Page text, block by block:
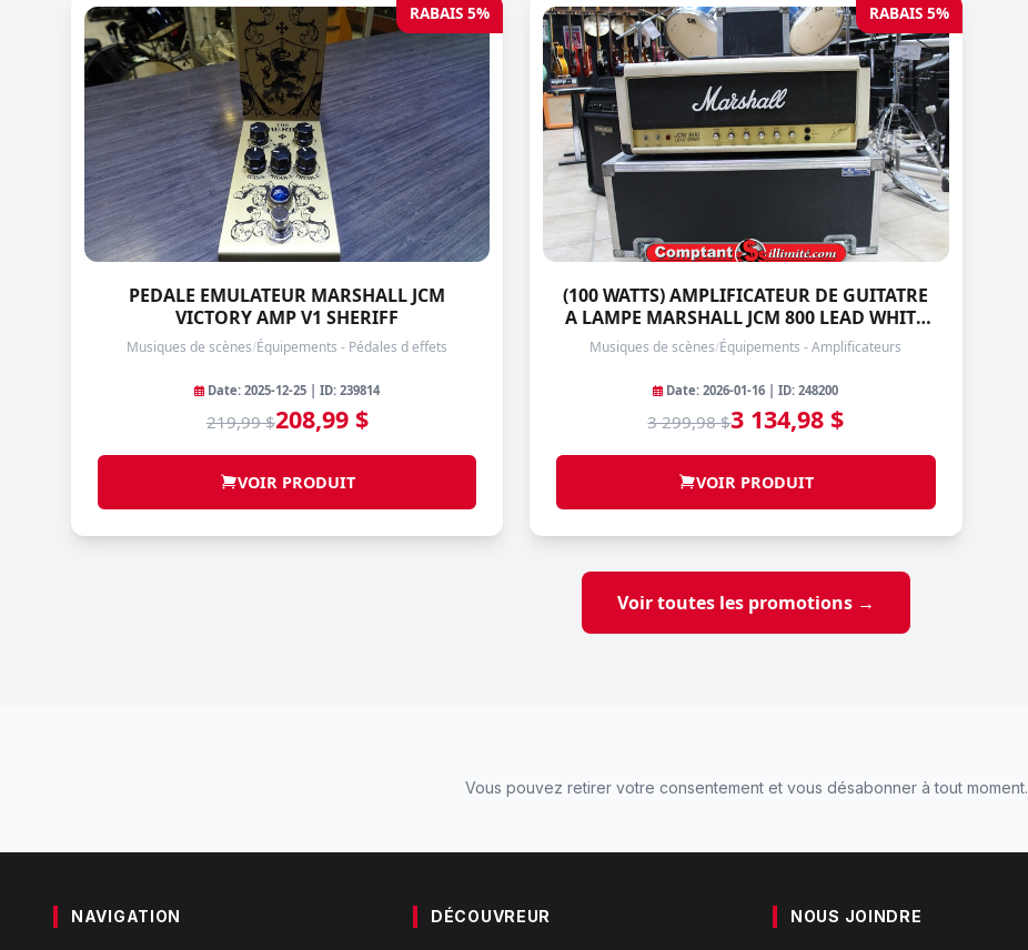
RABAIS 5%
PEDALE EMULATEUR MARSHALL JCM
VICTORY AMP V1 SHERIFF
Musiques de scènes/Équipements - Pédales d effets
Date: 2025-12-25 | ID: 239814
219,99 $208,99 $
VOIR PRODUIT
RABAIS 5%
(100 WATTS) AMPLIFICATEUR DE GUITATRE
A LAMPE MARSHALL JCM 800 LEAD WHITE
TOLEX SERIES-2203
Musiques de scènes/Équipements - Amplificateurs
Date: 2026-01-16 | ID: 248200
3 299,98 $3 134,98 $
VOIR PRODUIT
Voir toutes les promotions →
Vous pouvez retirer votre consentement et vous désabonner à tout moment.
NAVIGATION DÉCOUVREUR NOUS JOINDRE